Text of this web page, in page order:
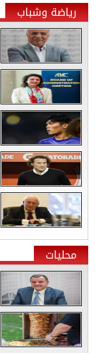
رياضة وشباب
محليات